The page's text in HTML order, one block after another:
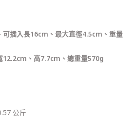
可插入長16cm、最大直徑4.5cm、重量
12.2cm、高7.7cm、總重量570g
公斤